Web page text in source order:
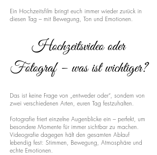
Ein Hochzeitsfilm bringt euch immer wieder zurück in
diesen Tag – mit Bewegung, Ton und Emotionen.
Hochzeitsvideo oder
Fotograf – was ist wichtiger?
Das ist keine Frage von „entweder oder“, sondern von
zwei verschiedenen Arten, euren Tag festzuhalten.
Fotografie friert einzelne Augenblicke ein – perfekt, um
besondere Momente für immer sichtbar zu machen.
Videografie dagegen hält den gesamten Ablauf
lebendig fest: Stimmen, Bewegung, Atmosphäre und
echte Emotionen.